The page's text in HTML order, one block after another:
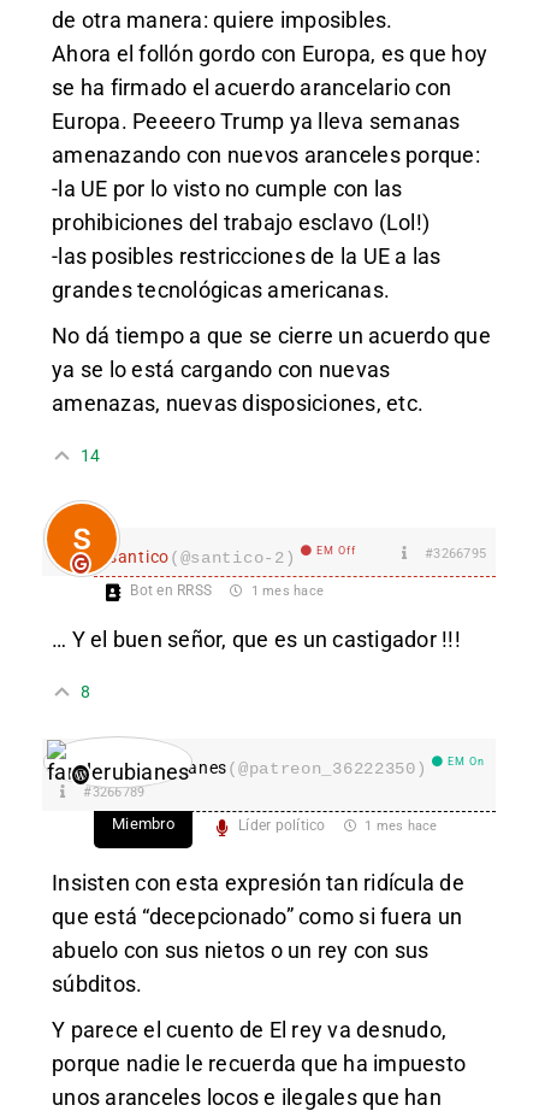
de otra manera: quiere imposibles.
Ahora el follón gordo con Europa, es que hoy
se ha firmado el acuerdo arancelario con
Europa. Peeeero Trump ya lleva semanas
amenazando con nuevos aranceles porque:
-la UE por lo visto no cumple con las
prohibiciones del trabajo esclavo (Lol!)
-las posibles restricciones de la UE a las
grandes tecnológicas americanas.
No dá tiempo a que se cierre un acuerdo que
ya se lo está cargando con nuevas
amenazas, nuevas disposiciones, etc.
14
santico(@santico-2) EM Off #3266795
Bot en RRSS 1 mes hace
… Y el buen señor, que es un castigador !!!
8
fanderubianes(@patreon_36222350) EM On
#3266789
Miembro Líder político 1 mes hace
Insisten con esta expresión tan ridícula de
que está “decepcionado” como si fuera un
abuelo con sus nietos o un rey con sus
súbditos.
Y parece el cuento de El rey va desnudo,
porque nadie le recuerda que ha impuesto
unos aranceles locos e ilegales que han